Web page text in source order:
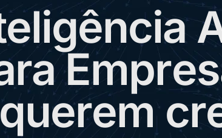
eligência
raEmpres
querem cr